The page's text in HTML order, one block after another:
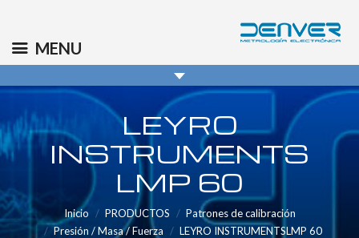
info@denver.es
LEYRO
INSTRUMENTS
LMP 60
Inicio PRODUCTOS
Patrones de calibración
Presión / Masa / Fuerza
LEYRO INSTRUMENTSLMP 60
MENU